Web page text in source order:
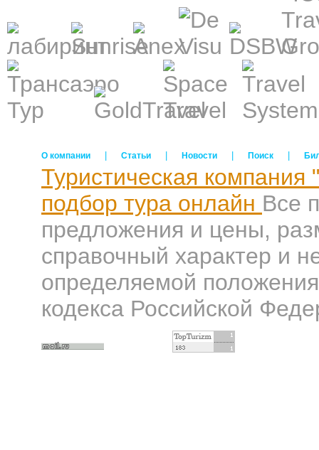
О компании Статьи Новости Поиск
Туристическая компания
подбор тура онлайн Все
предложения и цены,
справочный характер и
определяемой
кодекса Российской